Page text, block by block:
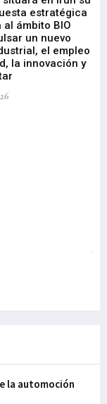
estratégica
ámbito BIO
un nuevo
el empleo
la innovación y
la automoción